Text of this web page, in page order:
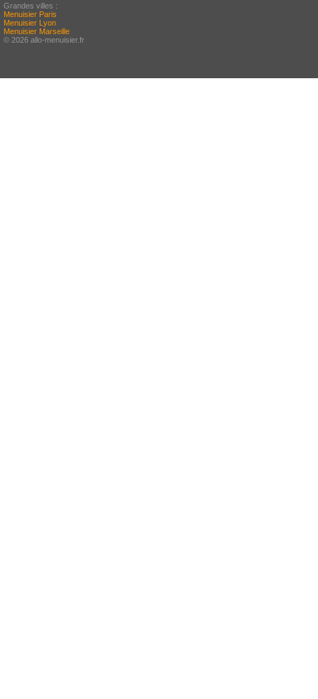
Grandes villes :
Menuisier Paris
Menuisier Lyon
Menuisier Marseille
© 2026 allo-menuisier.fr